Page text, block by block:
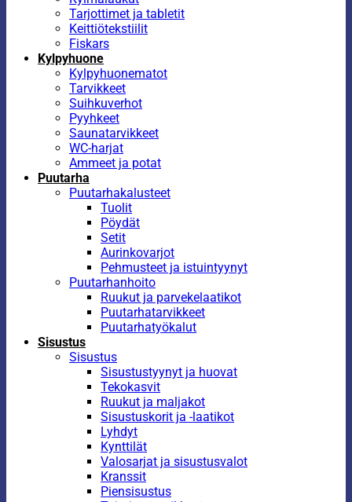
Tarjottimet ja tabletit
Keittiötekstiilit
Fiskars
Kylpyhuone
Kylpyhuonematot
Tarvikkeet
Suihkuverhot
Pyyhkeet
Saunatarvikkeet
WC-harjat
Ammeet ja potat
Puutarha
Puutarhakalusteet
Tuolit
Pöydät
Setit
Aurinkovarjot
Pehmusteet ja istuintyynyt
Puutarhanhoito
Ruukut ja parvekelaatikot
Puutarhatarvikkeet
Puutarhatyökalut
Sisustus
Sisustus
Sisustustyynyt ja huovat
Tekokasvit
Ruukut ja maljakot
Sisustuskorit ja -laatikot
Lyhdyt
Kynttilät
Valosarjat ja sisustusvalot
Kranssit
Piensisustus